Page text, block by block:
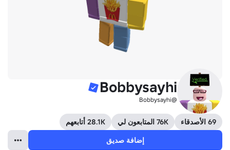
Bobbysayhi
@Bobbysayhi
69 الأصدقاء 76K المتابعون لي
28.1K أتابعهم
إضافة صديق